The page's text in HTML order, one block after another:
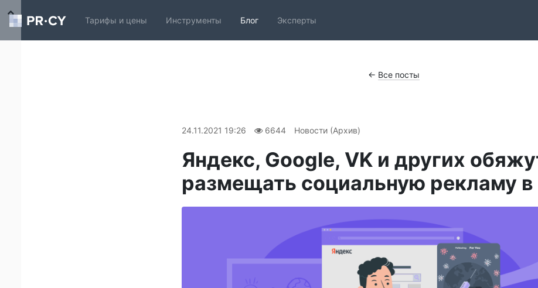
Тарифы и цены Инструменты Блог Эксперты
← Все посты
24.11.2021 19:26 6644 Новости (Архив)
Яндекс, Google, VK и других
размещать социальную рекламу